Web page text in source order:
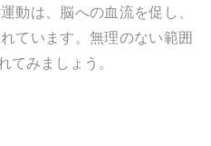
動は、脳への血流を促し、
ています。無理のない範囲
みましょう。